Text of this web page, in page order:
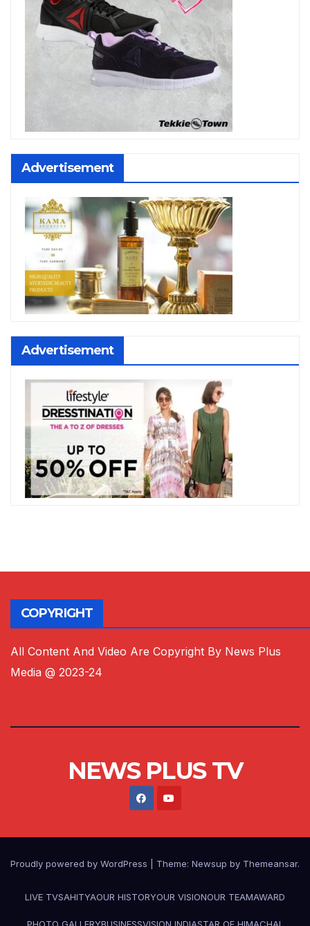
Advertisement
Advertisement
COPYRIGHT
All Content And Video Are Copyright By News Plus
Media @ 2023-24
NEWS PLUS TV
Proudly powered by WordPress Theme: Newsup by Themeansar.
LIVE TVSAHITYAOUR HISTORYOUR VISIONOUR TEAMAWARD